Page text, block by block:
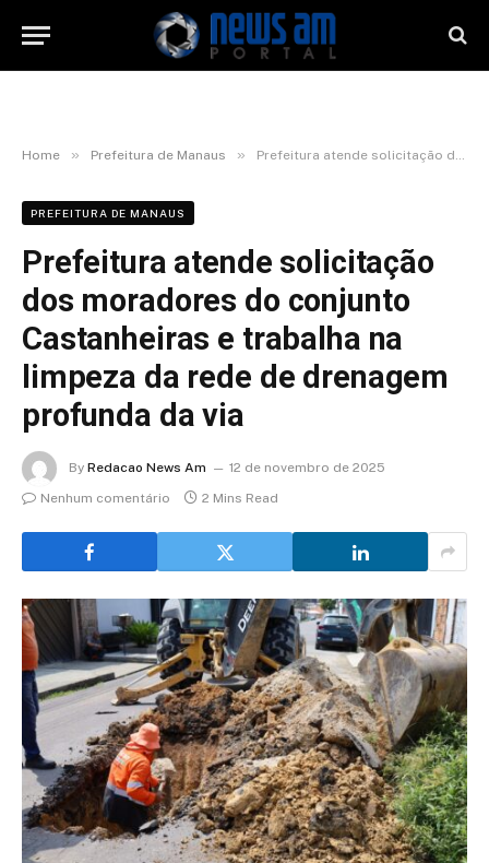
Home » Prefeitura de Manaus » Prefeitura atende solicitação dos moradores do conjunto Castanheiras e trabalha na limpeza da rede de drenagem profunda da via
PREFEITURA DE MANAUS
Prefeitura atende solicitação
dos moradores do conjunto
Castanheiras e trabalha na
limpeza da rede de drenagem
profunda da via
By Redacao News Am
12 de novembro de 2025
Nenhum comentário
2 Mins Read